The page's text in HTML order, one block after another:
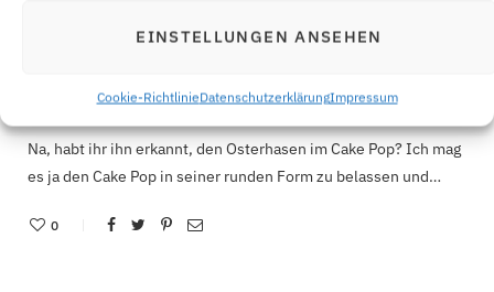
EINSTELLUNGEN ANSEHEN
Cookie-RichtlinieDatenschutzerklärungImpressum
ANGELIKA
Na, habt ihr ihn erkannt, den Osterhasen im Cake Pop? Ich mag
es ja den Cake Pop in seiner runden Form zu belassen und…
0